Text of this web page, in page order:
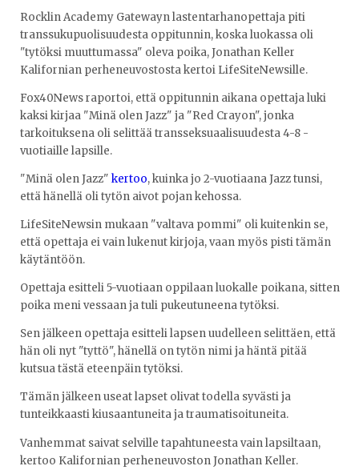
Rocklin Academy Gatewayn lastentarhanopettaja piti
transsukupuolisuudesta oppitunnin, koska luokassa oli
"tytöksi muuttumassa" oleva poika, Jonathan Keller
Kalifornian perheneuvostosta kertoi LifeSiteNewsille.
Fox40News raportoi, että oppitunnin aikana opettaja luki
kaksi kirjaa "Minä olen Jazz" ja "Red Crayon", jonka
tarkoituksena oli selittää transseksuaalisuudesta 4-8 -
vuotiaille lapsille.
"Minä olen Jazz" kertoo, kuinka jo 2-vuotiaana Jazz tunsi,
että hänellä oli tytön aivot pojan kehossa.
LifeSiteNewsin mukaan "valtava pommi" oli kuitenkin se,
että opettaja ei vain lukenut kirjoja, vaan myös pisti tämän
käytäntöön.
Opettaja esitteli 5-vuotiaan oppilaan luokalle poikana, sitten
poika meni vessaan ja tuli pukeutuneena tytöksi.
Sen jälkeen opettaja esitteli lapsen uudelleen selittäen, että
hän oli nyt "tyttö", hänellä on tytön nimi ja häntä pitää
kutsua tästä eteenpäin tytöksi.
Tämän jälkeen useat lapset olivat todella syvästi ja
tunteikkaasti kiusaantuneita ja traumatisoituneita.
Vanhemmat saivat selville tapahtuneesta vain lapsiltaan,
kertoo Kalifornian perheneuvoston Jonathan Keller.